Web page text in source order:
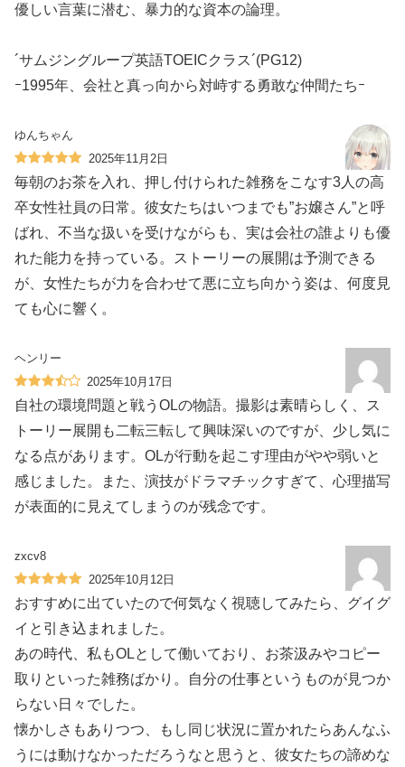
優しい言葉に潜む、暴力的な資本の論理。
´サムジングループ英語TOEICクラス´(PG12)
ｰ1995年、会社と真っ向から対峙する勇敢な仲間たちｰ
ゆんちゃん
2025年11月2日
毎朝のお茶を入れ、押し付けられた雑務をこなす3人の高
卒女性社員の日常。彼女たちはいつまでも”お嬢さん”と呼
ばれ、不当な扱いを受けながらも、実は会社の誰よりも優
れた能力を持っている。ストーリーの展開は予測できる
が、女性たちが力を合わせて悪に立ち向かう姿は、何度見
ても心に響く。
ヘンリー
2025年10月17日
自社の環境問題と戦うOLの物語。撮影は素晴らしく、ス
トーリー展開も二転三転して興味深いのですが、少し気に
なる点があります。OLが行動を起こす理由がやや弱いと
感じました。また、演技がドラマチックすぎて、心理描写
が表面的に見えてしまうのが残念です。
zxcv8
2025年10月12日
おすすめに出ていたので何気なく視聴してみたら、グイグ
イと引き込まれました。
あの時代、私もOLとして働いており、お茶汲みやコピー
取りといった雑務ばかり。自分の仕事というものが見つか
らない日々でした。
懐かしさもありつつ、もし同じ状況に置かれたらあんなふ
うには動けなかっただろうなと思うと、彼女たちの諦めな